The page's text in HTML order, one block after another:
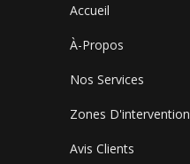
Accueil
À-Propos
Nos Services
Zones D'intervention
Avis Clients